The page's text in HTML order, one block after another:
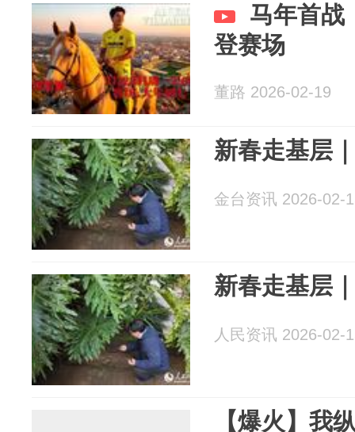
马年首战
登赛场
董路 2026-02-19
新春走基层
金台资讯 2026-02-
新春走基层
人民资讯 2026-02-
【爆火】我